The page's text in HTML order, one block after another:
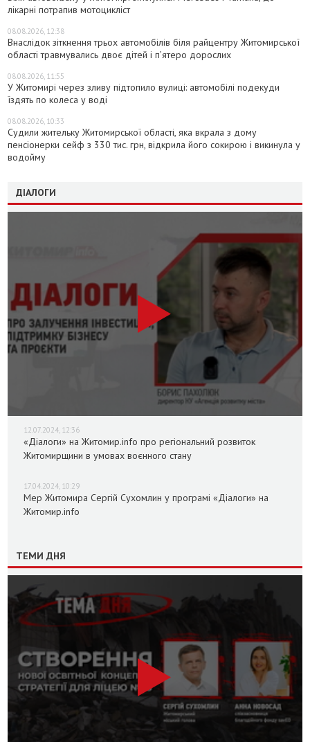
лікарні потрапив мотоцикліст
08.08.2026, 12:38
Внаслідок зіткнення трьох автомобілів біля райцентру Житомирської
області травмувались двоє дітей і пʼятеро дорослих
08.08.2026, 11:55
У Житомирі через зливу підтопило вулиці: автомобілі подекуди
їздять по колеса у воді
08.08.2026, 10:33
Судили жительку Житомирської області, яка вкрала з дому
пенсіонерки сейф з 330 тис. грн, відкрила його сокирою і викинула у
водойму
ДІАЛОГИ
12.07.2024, 12:36
«Діалоги» на Житомир.info про регіональний розвиток
Житомирщини в умовах воєнного стану
17.04.2024, 10:29
Мер Житомира Сергій Сухомлин у програмі «Діалоги» на
Житомир.info
ТЕМИ ДНЯ